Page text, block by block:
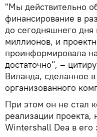
"Мы действительно
финансирование в
до сегодняшнего
миллионов, и
проинформировала
достаточно", –
Виланда, сделанное
организованного
При этом он не стал
реализации проекта,
Wintershall Dea в его